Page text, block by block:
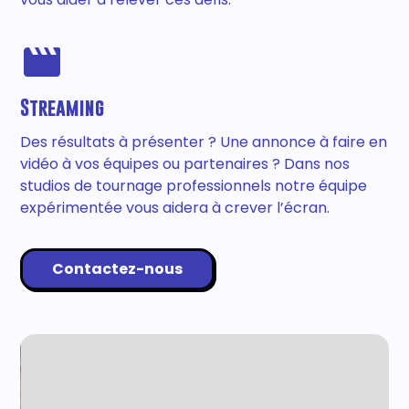
Streaming
Des résultats à présenter ? Une annonce à faire en
vidéo à vos équipes ou partenaires ? Dans nos
studios de tournage professionnels notre équipe
expérimentée vous aidera à crever l’écran.
Contactez-nous